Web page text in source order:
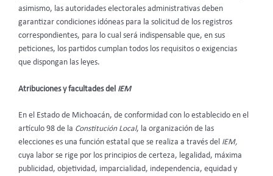
asimismo, las autoridades electorales administrativas deben
garantizar condiciones idóneas para la solicitud de los registros
correspondientes, para lo cual será indispensable que, en sus
peticiones, los partidos cumplan todos los requisitos o exigencias
que dispongan las leyes.
Atribuciones y facultades del IEM
En el Estado de Michoacán, de conformidad con lo establecido en el
artículo 98 de la Constitución Local, la organización de las
elecciones es una función estatal que se realiza a través del IEM,
cuya labor se rige por los principios de certeza, legalidad, máxima
publicidad, objetividad, imparcialidad, independencia, equidad y